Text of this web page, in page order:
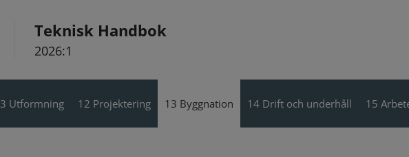
Teknisk Handbok
2026:1
3 Utformning 12 Projektering 13 Byggnation 14 Drift och underhåll 15